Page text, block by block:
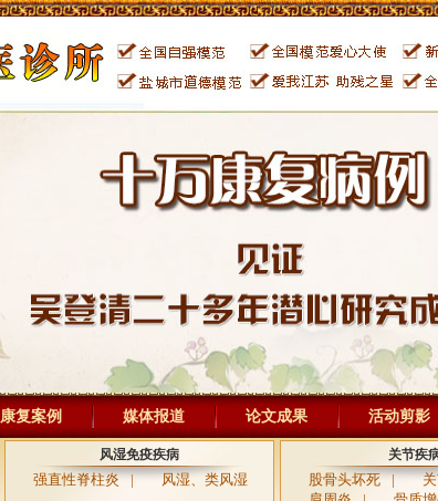
康复案例 媒体报道 论文成果 活动剪影
风湿免疫疾病
强直性脊柱炎 | 风湿、类风湿
关节疾
股骨头坏死 |